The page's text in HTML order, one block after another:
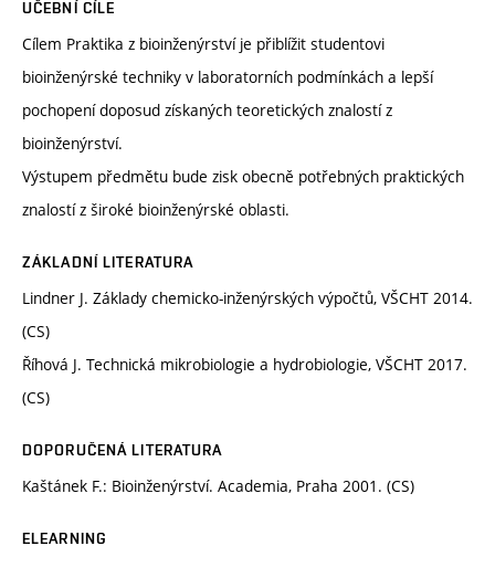
UČEBNÍ CÍLE
Cílem Praktika z bioinženýrství je přiblížit studentovi
bioinženýrské techniky v laboratorních podmínkách a lepší
pochopení doposud získaných teoretických znalostí z
bioinženýrství.
Výstupem předmětu bude zisk obecně potřebných praktických
znalostí z široké bioinženýrské oblasti.
ZÁKLADNÍ LITERATURA
Lindner J. Základy chemicko-inženýrských výpočtů, VŠCHT 2014.
(CS)
Říhová J. Technická mikrobiologie a hydrobiologie, VŠCHT 2017.
(CS)
DOPORUČENÁ LITERATURA
Kaštánek F.: Bioinženýrství. Academia, Praha 2001. (CS)
ELEARNING